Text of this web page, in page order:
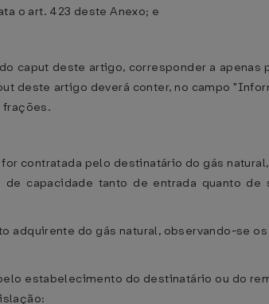
o art. 423 deste Anexo; e
caput deste artigo, corresponder a apenas
deste artigo deverá conter, no campo
frações.
contratada pelo destinatário do gás
capacidade tanto de entrada quanto de
adquirente do gás natural, observando-se
estabelecimento do destinatário ou do